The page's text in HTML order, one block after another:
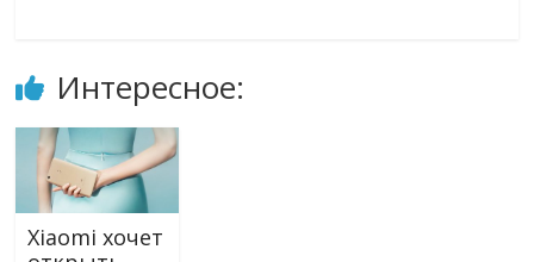
Интересное:
Xiaomi хочет